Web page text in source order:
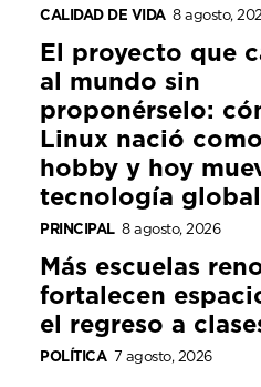
CALIDAD DE VIDA 8 agosto,
El proyecto que
al mundo sin
proponérselo:
Linux nació
hobby y hoy
tecnología global
PRINCIPAL 8 agosto, 2026
Más escuelas
fortalecen
el regreso a
POLÍTICA 7 agosto, 2026